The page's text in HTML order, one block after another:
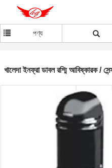
পণ্য
খালেদা ইনফ্রা ডাবল রশ্মি আবিষ্কারক